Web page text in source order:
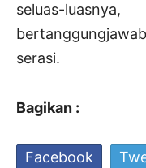
seluas-
serasi.
Bagikan :
Facebook